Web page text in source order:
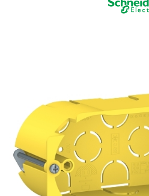
Sisteme de prindere
Sisteme Fotovoltaice Complete cu
Montaj
Busbar Șine Conexiuni
Cabluri și accesorii
Accesorii